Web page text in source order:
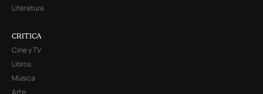
Literatura
CRITICA
Cine y TV
Libros
Música